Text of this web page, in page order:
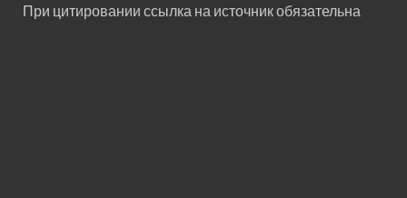
При цитировании ссылка на источник обязательна